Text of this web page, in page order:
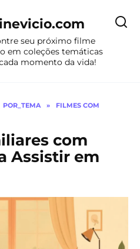
seu próximo filme
em coleções temáticas
momento da vida!
POR_TEMA »
FILMES COM
com
Assistir em